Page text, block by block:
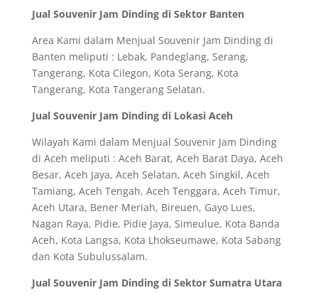
Jual Souvenir Jam Dinding di Sektor Banten
Area Kami dalam Menjual Souvenir Jam Dinding di
Banten meliputi : Lebak, Pandeglang, Serang,
Tangerang, Kota Cilegon, Kota Serang, Kota
Tangerang, Kota Tangerang Selatan.
Jual Souvenir Jam Dinding di Lokasi Aceh
Wilayah Kami dalam Menjual Souvenir Jam Dinding
di Aceh meliputi : Aceh Barat, Aceh Barat Daya, Aceh
Besar, Aceh Jaya, Aceh Selatan, Aceh Singkil, Aceh
Tamiang, Aceh Tengah, Aceh Tenggara, Aceh Timur,
Aceh Utara, Bener Meriah, Bireuen, Gayo Lues,
Nagan Raya, Pidie, Pidie Jaya, Simeulue, Kota Banda
Aceh, Kota Langsa, Kota Lhokseumawe, Kota Sabang
dan Kota Subulussalam.
Jual Souvenir Jam Dinding di Sektor Sumatra Utara